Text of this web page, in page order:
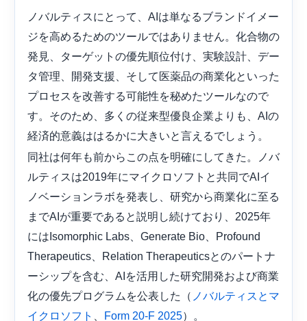
ノバルティスにとって、AIは単なるブランドイメー
ジを高めるためのツールではありません。化合物の
発見、ターゲットの優先順位付け、実験設計、デー
タ管理、開発支援、そして医薬品の商業化といった
プロセスを改善する可能性を秘めたツールなので
す。そのため、多くの従来型優良企業よりも、AIの
経済的意義ははるかに大きいと言えるでしょう。
同社は何年も前からこの点を明確にしてきた。ノバ
ルティスは2019年にマイクロソフトと共同でAIイ
ノベーションラボを発表し、研究から商業化に至る
までAIが重要であると説明し続けており、2025年
にはIsomorphic Labs、Generate Bio、Profound
Therapeutics、Relation Therapeuticsとのパートナ
ーシップを含む、AIを活用した研究開発および商業
化の優先プログラムを公表した（ ノバルティスとマ
イクロソフト
Form 20-F 2025）。